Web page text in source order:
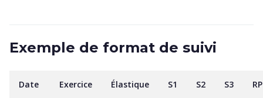
Exemple de format de suivi
Date Exercice Élastique S1 S2 S3